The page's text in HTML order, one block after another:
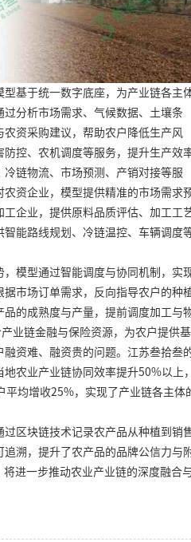
基于统一数字底座，为产业链各主
分析市场需求、气候数据、土壤条
资采购建议，帮助农户降低生产风
控、农机调度等服务，提升生产效
链物流、市场预测、产销对接等服
资企业，模型提供精准的市场需求
企业，提供原料品质评估、加工工
能路线规划、冷链温控、车辆调度
模型通过智能调度与协同机制，实
据市场订单需求，反向指导农户的种
的成熟度与产量，提前调度加工与
业链金融与保险资源，为农户提供基
资难、融资贵的问题。江苏叁拾叁
农业产业链协同效率提升50%以上，
均增收25%，实现了产业链各主体
区块链技术记录农产品从种植到销
溯，提升了农产品的品牌公信力与
进一步推动农业产业链的深度融合